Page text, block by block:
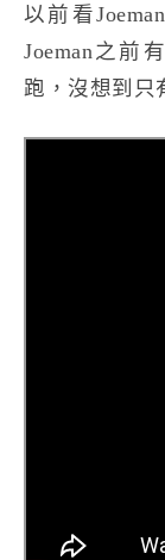
以前看
Joeman之前
跑，沒想到只